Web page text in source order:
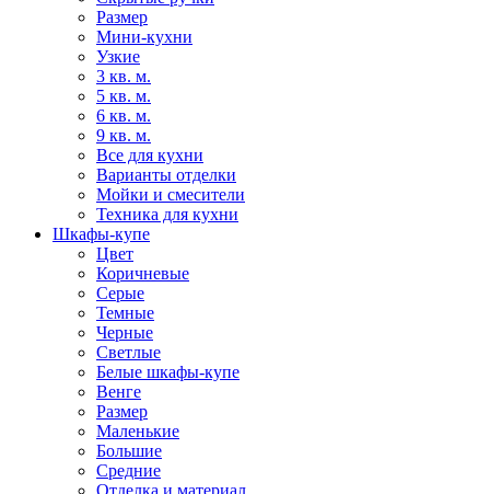
Размер
Мини-кухни
Узкие
3 кв. м.
5 кв. м.
6 кв. м.
9 кв. м.
Все для кухни
Варианты отделки
Мойки и смесители
Техника для кухни
Шкафы-купе
Цвет
Коричневые
Серые
Темные
Черные
Светлые
Белые шкафы-купе
Венге
Размер
Маленькие
Большие
Средние
Отделка и материал